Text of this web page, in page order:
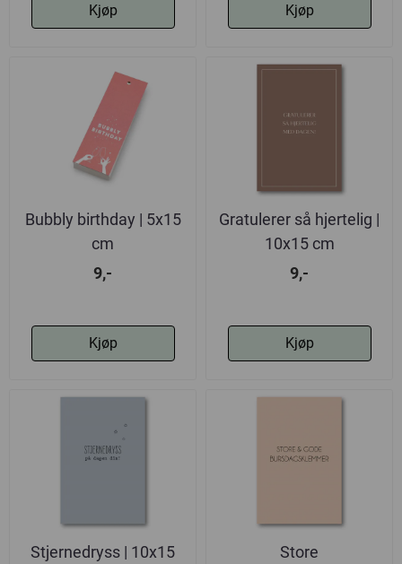
Kjøp Kjøp
Bubbly birthday | 5x15
cm
9,-
Kjøp
Gratulerer så hjertelig |
10x15 cm
9,-
Kjøp
Stjernedryss | 10x15
Store